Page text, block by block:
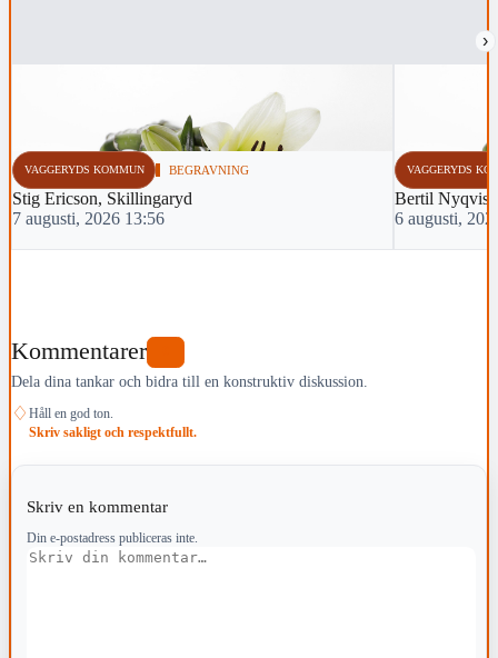
›
VAGGERYDS KOMMUN BEGRAVNING
Stig Ericson, Skillingaryd
7 augusti, 2026 13:56
VAGGERYDS
Bertil
6 augusti,
Kommentarer
Dela dina tankar och bidra till en konstruktiv diskussion.
♢ Håll en god ton.
Skriv sakligt och respektfullt.
Skriv en kommentar
Din e-postadress publiceras inte.
Kommentar